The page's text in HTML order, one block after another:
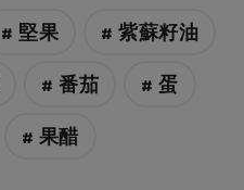
# 堅果 # 紫蘇籽油
# 番茄 # 蛋
# 果醋